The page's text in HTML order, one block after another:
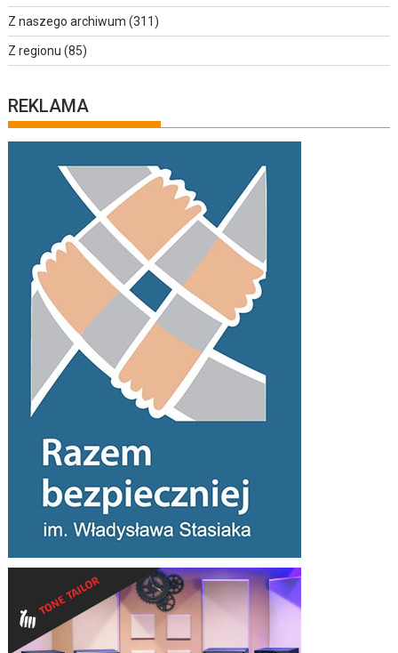
Z naszego archiwum (311)
Z regionu (85)
REKLAMA